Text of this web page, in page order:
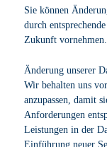
Sie können
durch
Zukunft vornehmen.
Änderung unserer
Wir behalten uns
anzupassen, damit
Anforderungen
Leistungen in der
Einführung neuer